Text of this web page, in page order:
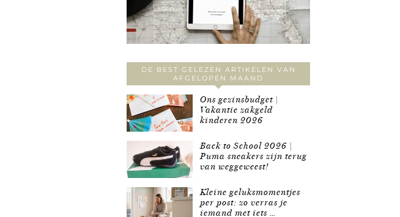
DE BEST GELEZEN ARTIKELEN VAN
AFGELOPEN MAAND
Ons gezinsbudget |
Vakantie zakgeld
kinderen 2026
Back to School 2026 |
Puma sneakers zijn terug
van weggeweest!
Kleine geluksmomentjes
per post: zo verras je
iemand met iets …